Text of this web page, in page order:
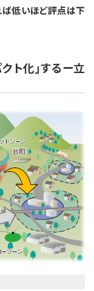
低いほど評点は下
ト化」するー立